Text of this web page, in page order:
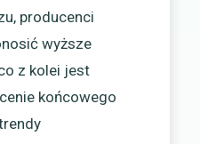
producenci
wyższe
z kolei jest
końcowego